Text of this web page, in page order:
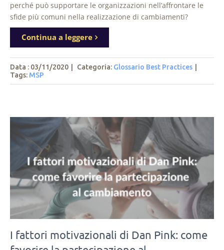
perché può supportare le organizzazioni nell’affrontare le
sfide più comuni nella realizzazione di cambiamenti?
Continua a leggere
Data : 03/11/2020 Categoria: Glossario Best Practices
Tags: MSP
I fattori motivazionali di Dan Pink: come